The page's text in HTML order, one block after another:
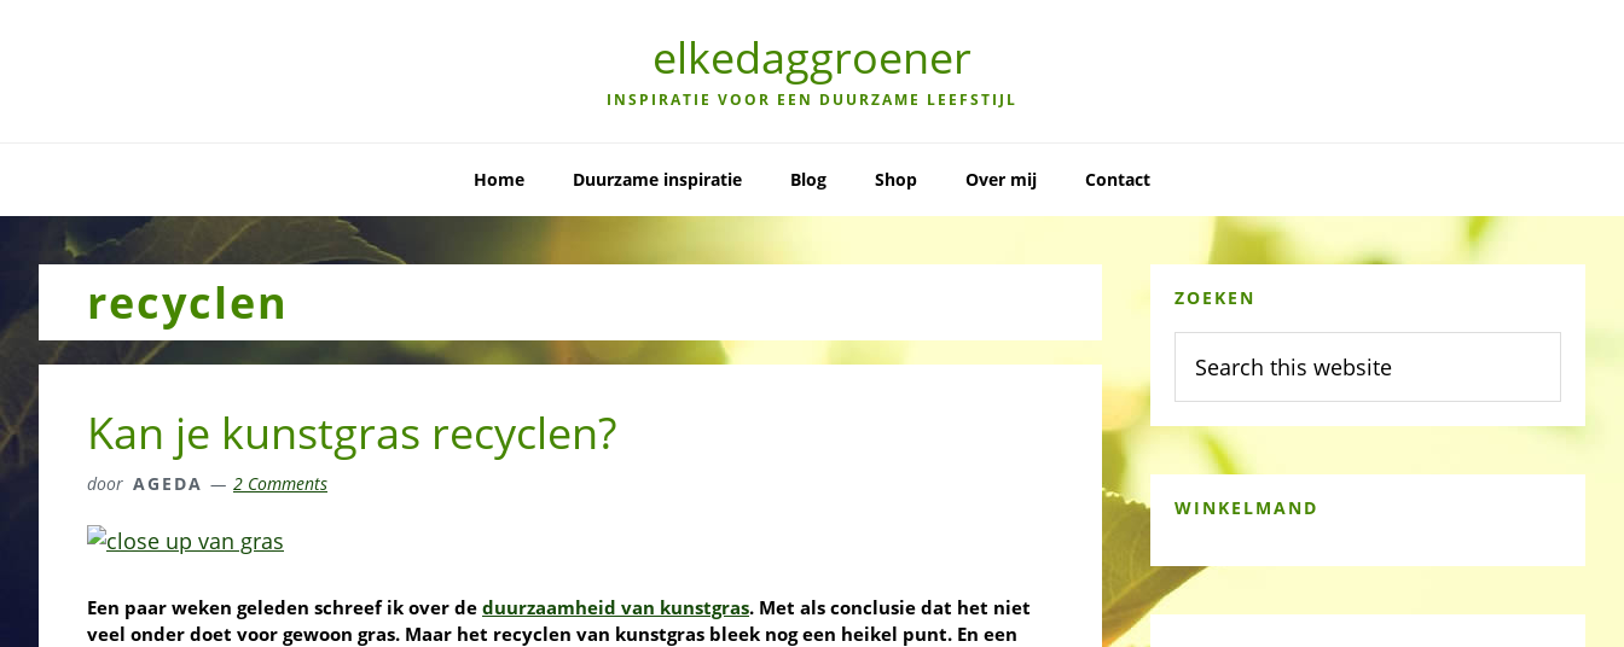
elkedaggroener
INSPIRATIE VOOR EEN DUURZAME LEEFSTIJL
Home Duurzame inspiratie Blog Shop Over mij Contact
recyclen
Kan je kunstgras recyclen?
door AGEDA 2 Comments
Een paar weken geleden schreef ik over de duurzaamheid van kunstgras. Met als conclusie dat het niet
veel onder doet voor gewoon gras. Maar het recyclen van kunstgras bleek nog een heikel punt. En een
Primary
Sidebar
ZOEKEN
this
website
WINKELMAND